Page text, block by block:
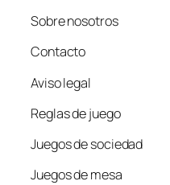
Sobre nosotros
Contacto
Aviso legal
Reglas de juego
Juegos de sociedad
Juegos de mesa